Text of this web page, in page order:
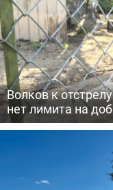
Волков к
нет лимита на